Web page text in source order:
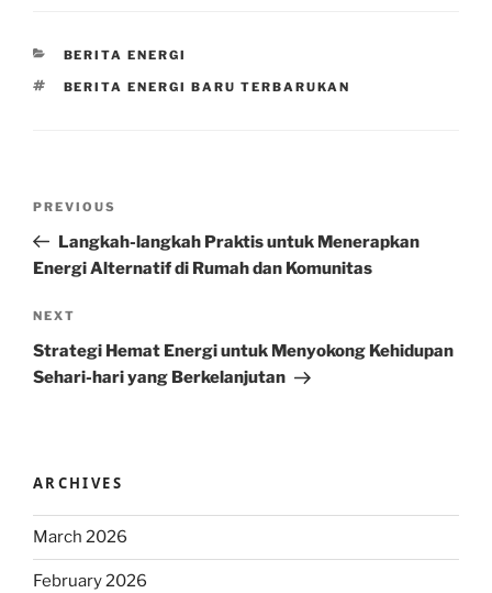
CATEGORIES
BERITA ENERGI
TAGS
BERITA ENERGI BARU TERBARUKAN
Previous
Post
PREVIOUS
Langkah-langkah Praktis untuk Menerapkan
Energi Alternatif di Rumah dan Komunitas
Next
Post
NEXT
Strategi Hemat Energi untuk Menyokong Kehidupan
Sehari-hari yang Berkelanjutan
ARCHIVES
March 2026
February 2026